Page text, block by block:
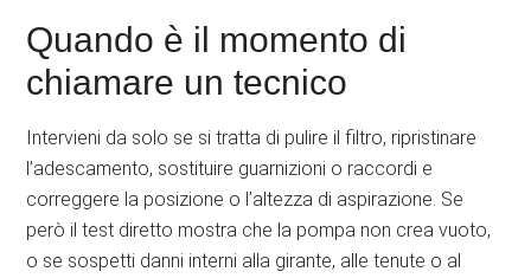
Quando è il momento di
chiamare un tecnico
Intervieni da solo se si tratta di pulire il filtro, ripristinare
l’adescamento, sostituire guarnizioni o raccordi e
correggere la posizione o l’altezza di aspirazione. Se
però il test diretto mostra che la pompa non crea vuoto,
o se sospetti danni interni alla girante, alle tenute o al